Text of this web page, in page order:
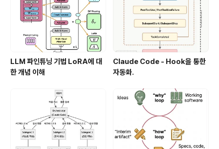
LLM 파인튜닝 기법 LoRA에 대
한 개념 이해
Claude Code - Hook을 통한
자동화.